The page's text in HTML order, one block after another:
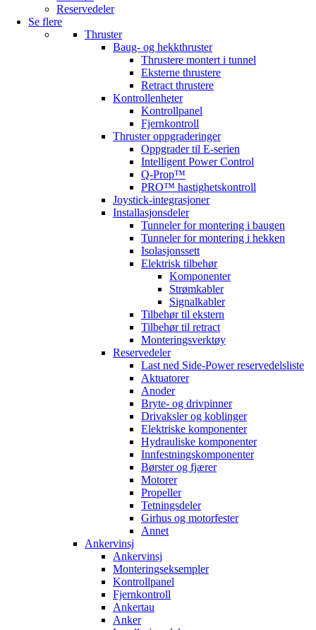
Reservedeler
Se flere
Thruster
Baug- og hekkthruster
Thrustere montert i tunnel
Eksterne thrustere
Retract thrustere
Kontrollenheter
Kontrollpanel
Fjernkontroll
Thruster oppgraderinger
Oppgrader til E-serien
Intelligent Power Control
Q-Prop™
PRO™ hastighetskontroll
Joystick-integrasjoner
Installasjonsdeler
Tunneler for montering i baugen
Tunneler for montering i hekken
Isolasjonssett
Elektrisk tilbehør
Komponenter
Strømkabler
Signalkabler
Tilbehør til ekstern
Tilbehør til retract
Monteringsverktøy
Reservedeler
Last ned Side-Power reservedelsliste
Aktuatorer
Anoder
Bryte- og drivpinner
Drivaksler og koblinger
Elektriske komponenter
Hydrauliske komponenter
Innfestningskomponenter
Børster og fjærer
Motorer
Propeller
Tetningsdeler
Girhus og motorfester
Annet
Ankervinsj
Ankervinsj
Monteringseksempler
Kontrollpanel
Fjernkontroll
Ankertau
Anker